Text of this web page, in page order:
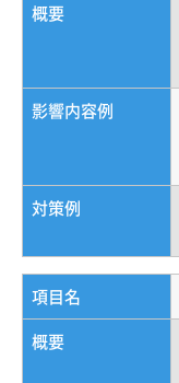
概要
影響内容例
対策例
項目名
概要